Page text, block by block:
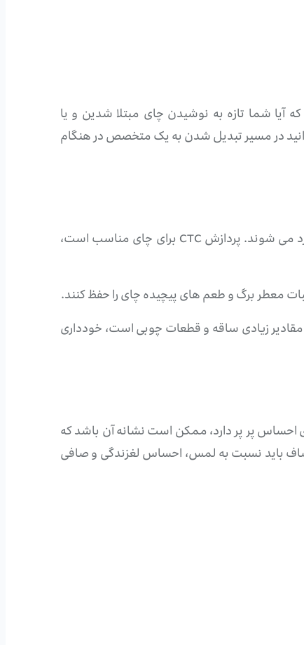
که آیا شما تازه به نوشیدن چای مبتلا شدین و یا
در مسیر تبدیل شدن به یک متخصص در هنگام
. در روش CTC، برگ های چای از طریق دستگاهی خرد می شوند. پردازش CTC برای چای مناسب است،
معطر برگ و طعم های پیچیده چای را حفظ کنند.
مقادیر زیادی ساقه و قطعات چوبی است، خودداری
پر پر دارد، ممکن است نشانه آن باشد که
باید نسبت به لمس، احساس لغزندگی و صافی